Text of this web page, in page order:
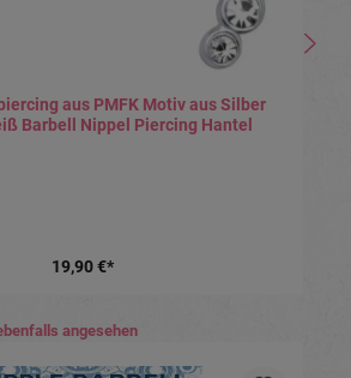
aus PMFK Motiv aus Silber
Barbell Nippel Piercing Hantel
19,90 €*
angesehen